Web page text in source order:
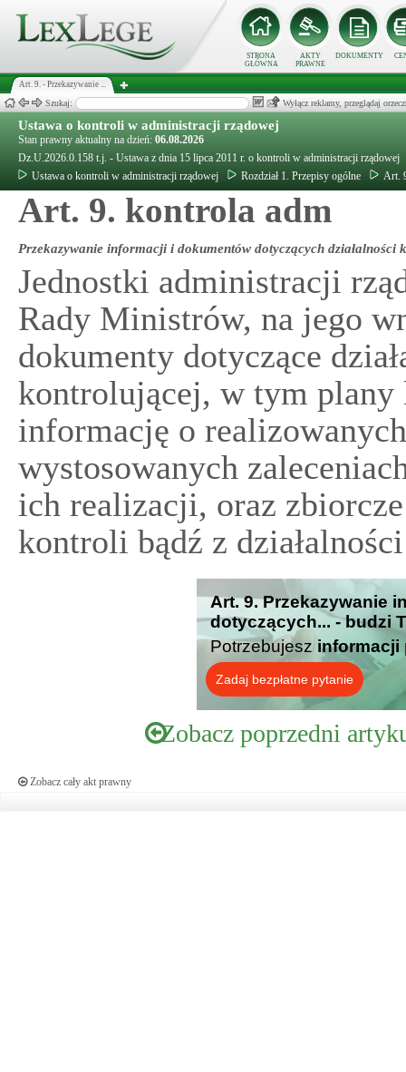
STRONA
GŁÓWNA
AKTY
PRAWNE
DOKUMENTY
Art. 9. - Przekazywanie ...
Szukaj: Wyłącz reklamy, przeglądaj
Ustawa o kontroli w administracji rządowej
Stan prawny aktualny na dzień: 06.08.2026
Dz.U.2026.0.158 t.j. - Ustawa z dnia 15 lipca 2011 r. o kontroli w administracji rządowej
Ustawa o kontroli w administracji rządowej
Rozdział 1. Przepisy ogólne Art.
Art. 9. kontrola adm
Przekazywanie informacji i dokumentów dotyczących działalności
Jednostki administracji
Rady Ministrów, na jego
dokumenty dotyczące
kontrolującej, w tym
informację o
wystosowanych
ich realizacji, oraz
kontroli bądź z
Art. 9. Przekazywanie
dotyczących... - budzi
Potrzebujesz informacji
Zadaj bezpłatne pytanie
Zobacz poprzedni
Zobacz cały akt prawny